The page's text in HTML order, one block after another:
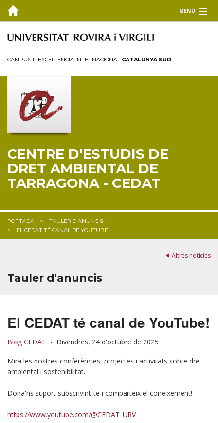
MENÚ
EL CEDAT
Membres
Personal investigador
Reglament
FORMACIÓ
RECERCA I TRANSFERÈNCIA
BLOG
CAMPUS D'EXCEL·LÈNCIA INTERNACIONAL CATALUNYA SUD
CENTRE D'ESTUDIS DE
DRET AMBIENTAL DE
TARRAGONA - CEDAT
PORTADA
TAULER D'ANUNCIS
EL CEDAT TÉ CANAL DE YOUTUBE!
Altres notícies
Tauler d'anuncis
El CEDAT té canal de YouTube!
Blog CEDAT - Divendres, 24 d'octubre de 2025
Mira les nostres conferències, projectes i activitats sobre dret
ambiental i sostenibilitat.
Dona'ns suport subscrivint-te i comparteix el coneixement!
https://www.youtube.com/@CEDAT_URV